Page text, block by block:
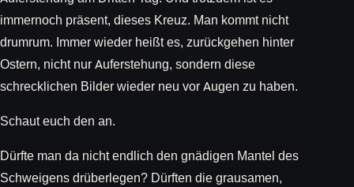
immernoch präsent, dieses Kreuz. Man kommt nicht
drumrum. Immer wieder heißt es, zurückgehen hinter
Ostern, nicht nur Auferstehung, sondern diese
schrecklichen Bilder wieder neu vor Augen zu haben.
Schaut euch den an.
Dürfte man da nicht endlich den gnädigen Mantel des
Schweigens drüberlegen? Dürften die grausamen,